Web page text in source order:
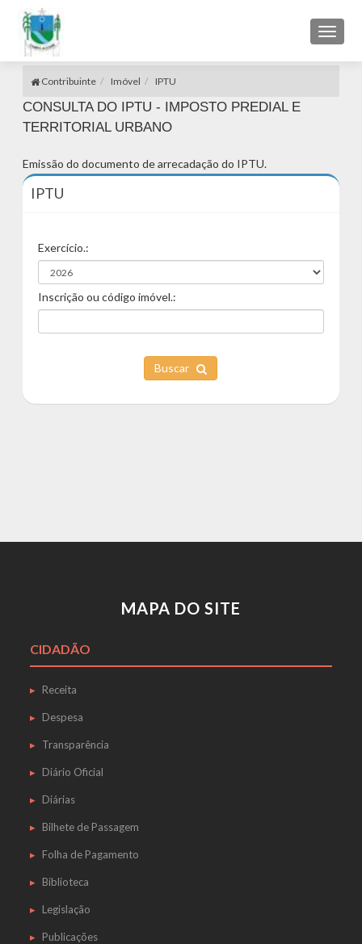
Toggle
Contribuinte Imóvel IPTU
CONSULTA DO IPTU - IMPOSTO PREDIAL E
TERRITORIAL URBANO
Emissão do documento de arrecadação do IPTU.
IPTU
Exercício.:
Inscrição ou código imóvel.:
Buscar
MAPA DO SITE
CIDADÃO
Receita
Despesa
Transparência
Diário Oficial
Diárias
Bilhete de Passagem
Folha de Pagamento
Biblioteca
Legislação
Publicações